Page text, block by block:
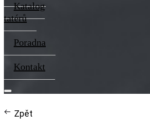
Katalog
tatérů
Poradna
Kontakt
Zpět